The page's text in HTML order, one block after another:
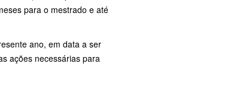
para o mestrado e até
ano, em data a ser
ações necessárias para